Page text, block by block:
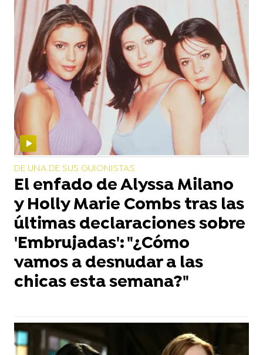
DE UNA DE SUS GUIONISTAS
El enfado de Alyssa Milano
y Holly Marie Combs tras las
últimas declaraciones sobre
'Embrujadas': "¿Cómo
vamos a desnudar a las
chicas esta semana?"